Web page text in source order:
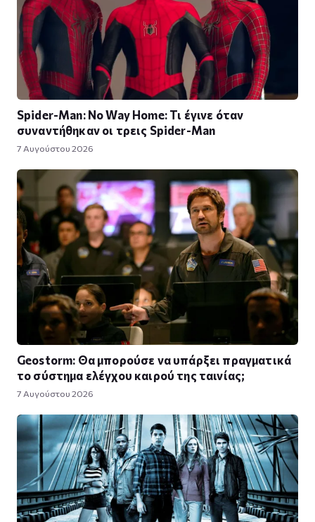
Spider-Man: No Way Home: Τι έγινε όταν
συναντήθηκαν οι τρεις Spider-Man
7 Αυγούστου 2026
Geostorm: Θα μπορούσε να υπάρξει πραγματικά
το σύστημα ελέγχου καιρού της ταινίας;
7 Αυγούστου 2026